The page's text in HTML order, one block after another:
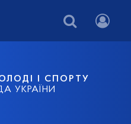
І СПОРТУ
УКРАЇНИ